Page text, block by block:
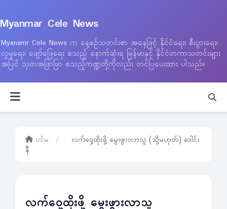
Myanmar Cele News
Myanamr Cele News က နေ့စဉ်သတင်းစာ အနေဖြင့် နိုင်ငံရေး၊ စီးပွားရေး၊
လူမှုရေး၊ ဖျော်ဖြေရေး စသည့် နောက်ဆုံးရ မြန်မာနှင့် နိုင်ငံတကာသတင်းများ
အပြင် သုတအဖြာဖြာ စသည့်ကဏ္ဍတို့ကိုလည်း တင်ပြပေးထား ပါသည်။
ပင်မ /
လက်ဝှေ့ထိုးဖို့ မွေးဖွားလာသူ (သို့မဟုတ်) ဒေါင်း
နီ
လက်ဝှေ့ထိုးဖို့ မွေးဖွားလာသူ